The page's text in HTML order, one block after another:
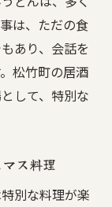
は、ただの食
あり、会話を
松竹町の居酒
して、特別な
ス料理
別な料理が楽